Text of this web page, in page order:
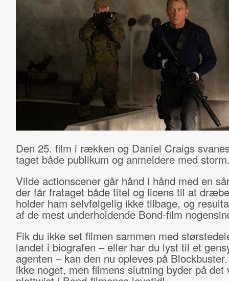
Den 25. film i rækken og Daniel Craigs
taget både publikum og anmeldere med
Vilde actionscener går hånd i hånd med en
der får frataget både titel og licens til at
holder ham selvfølgelig ikke tilbage, og
af de mest underholdende Bond-film
Fik du ikke set filmen sammen med
landet i biografen – eller har du lyst til et
agenten – kan den nu opleves på
ikke noget, men filmens slutning byder på det